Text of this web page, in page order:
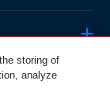
storing of
analyze